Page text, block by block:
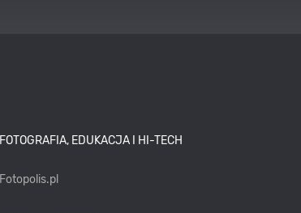
FOTOGRAFIA, EDUKACJA I HI-TECH
Fotopolis.pl